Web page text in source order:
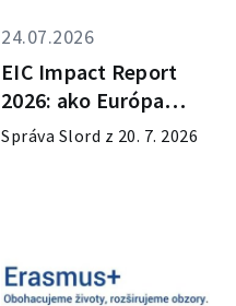
24.07.2026
EIC Impact Report
2026: ako Európa
škáluje deep tech
Správa Slord z 20. 7. 2026